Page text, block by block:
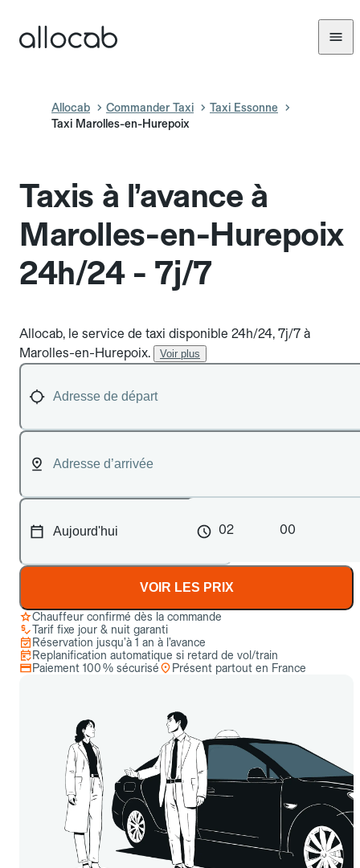
Allocab Commander Taxi
Taxi Essonne
Taxi Marolles-en-Hurepoix
Taxis à l’avance à
Marolles-en-Hurepoix
24h/24 - 7j/7
Allocab, le service de taxi disponible 24h/24, 7j/7 à
Marolles-en-Hurepoix.
Voir plus
02 00
VOIR LES PRIX
Chauffeur confirmé dès la commande
Tarif fixe jour & nuit garanti
Réservation jusqu’à 1 an à l’avance
Replanification automatique si retard de vol/train
Paiement 100 % sécurisé
Présent partout en France